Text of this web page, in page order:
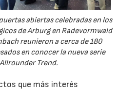
abiertas celebradas en los
de Arburg en Radevormwald
reunieron a cerca de 180
en conocer la nueva serie
Allrounder Trend.
que más interés